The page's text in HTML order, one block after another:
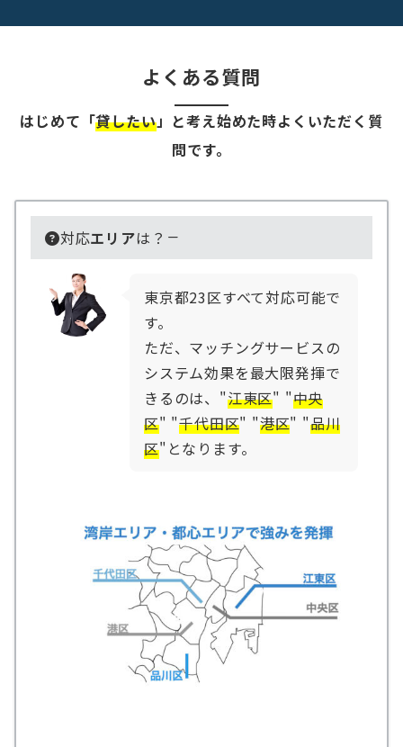
よくある質問
はじめて「貸したい」と考え始めた時よくいただく質
問です。
対応エリアは？
東京都23区すべて対応可能で
す。
ただ、マッチングサービスの
システム効果を最大限発揮で
きるのは、"江東区" "中央
区" "千代田区" "港区" "品川
区"となります。